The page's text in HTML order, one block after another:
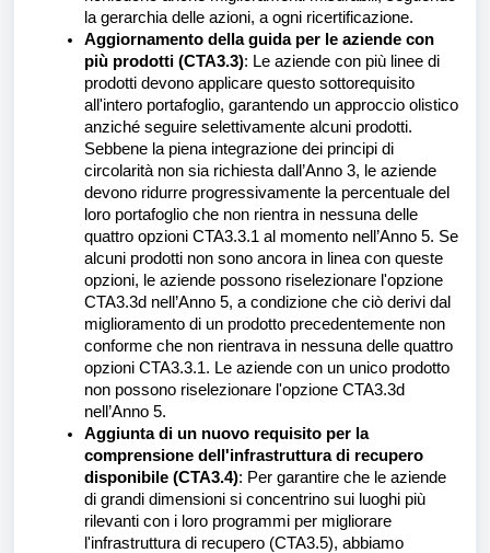
la gerarchia delle azioni, a ogni ricertificazione.
Aggiornamento della guida per le aziende con
più prodotti (CTA3.3): Le aziende con più linee di
prodotti devono applicare questo sottorequisito
all'intero portafoglio, garantendo un approccio olistico
anziché seguire selettivamente alcuni prodotti.
Sebbene la piena integrazione dei principi di
circolarità non sia richiesta dall’Anno 3, le aziende
devono ridurre progressivamente la percentuale del
loro portafoglio che non rientra in nessuna delle
quattro opzioni CTA3.3.1 al momento nell’Anno 5. Se
alcuni prodotti non sono ancora in linea con queste
opzioni, le aziende possono riselezionare l'opzione
CTA3.3d nell’Anno 5, a condizione che ciò derivi dal
miglioramento di un prodotto precedentemente non
conforme che non rientrava in nessuna delle quattro
opzioni CTA3.3.1. Le aziende con un unico prodotto
non possono riselezionare l'opzione CTA3.3d
nell’Anno 5.
Aggiunta di un nuovo requisito per la
comprensione dell'infrastruttura di recupero
disponibile (CTA3.4): Per garantire che le aziende
di grandi dimensioni si concentrino sui luoghi più
rilevanti con i loro programmi per migliorare
l'infrastruttura di recupero (CTA3.5), abbiamo